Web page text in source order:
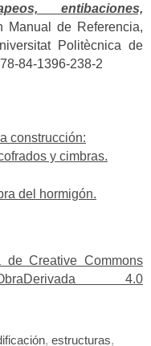
entibaciones,
Manual de Referencia,
Politècnica de
84-1396-238-2
construcción:
y cimbras.
del hormigón.
de Creative Commons
4.0
, estructuras,